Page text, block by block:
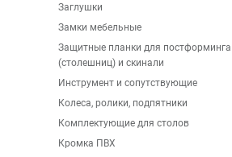
Заглушки
Замки мебельные
Защитные планки для постформинга
(столешниц) и скинали
Инструмент и сопутствующие
Колеса, ролики, подпятники
Комплектующие для столов
Кромка ПВХ